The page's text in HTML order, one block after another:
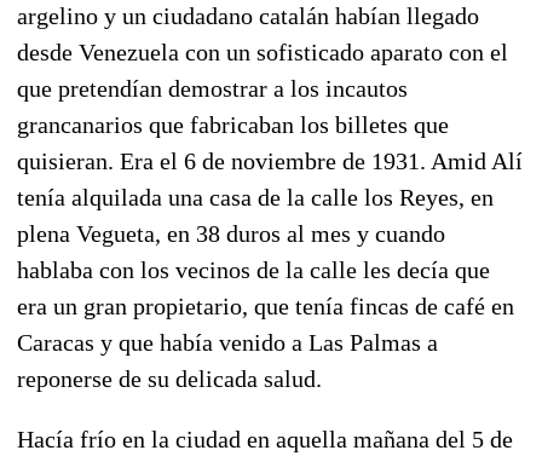
argelino y un ciudadano catalán habían llegado
desde Venezuela con un sofisticado aparato con el
que pretendían demostrar a los incautos
grancanarios que fabricaban los billetes que
quisieran. Era el 6 de noviembre de 1931. Amid Alí
tenía alquilada una casa de la calle los Reyes, en
plena Vegueta, en 38 duros al mes y cuando
hablaba con los vecinos de la calle les decía que
era un gran propietario, que tenía fincas de café en
Caracas y que había venido a Las Palmas a
reponerse de su delicada salud.
Hacía frío en la ciudad en aquella mañana del 5 de